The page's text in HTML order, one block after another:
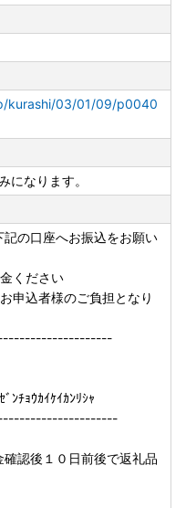
kurashi/03/01/09/p0040
なります。
の口座へお振込をお願い
ください
申込者様のご負担となり
ﾁｮｳｶｲｹｲｶﾝﾘｼｬ
認後１０日前後で返礼品